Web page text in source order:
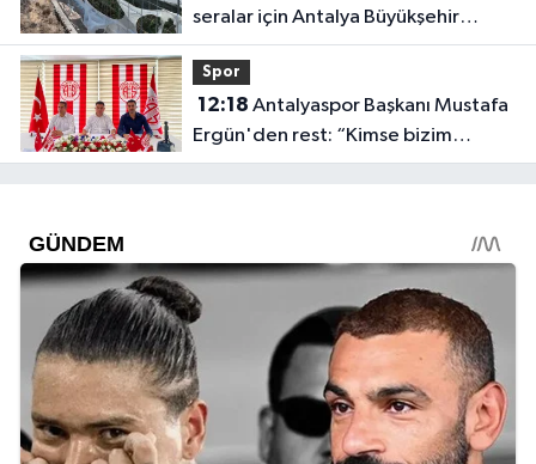
seralar için Antalya Büyükşehir
harekete geçti
Spor
12:18
Ergün'den rest: “Kimse bizim
onayımız olmadan gidemez”